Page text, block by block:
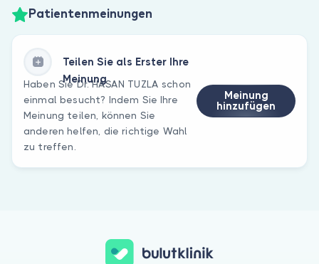
Patientenmeinungen
Teilen Sie als Erster Ihre
Meinung
Haben Sie Dr. HASAN TUZLA schon
einmal besucht? Indem Sie Ihre
Meinung teilen, können Sie
anderen helfen, die richtige Wahl
zu treffen.
Meinung
hinzufügen